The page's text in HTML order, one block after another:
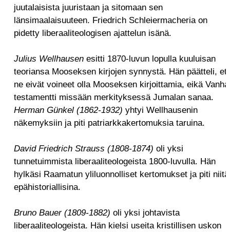
juutalaisista juuristaan ja sitomaan sen
länsimaalaisuuteen. Friedrich Schleiermacheria on
pidetty liberaaliteologisen ajattelun isänä.
Julius Wellhausen esitti 1870-luvun lopulla kuuluisan
teoriansa Mooseksen kirjojen synnystä. Hän päätteli,
ne eivät voineet olla Mooseksen kirjoittamia, eikä Vanha
testamentti missään merkityksessä Jumalan sanaa.
Herman Günkel (1862-1932) yhtyi Wellhausenin
näkemyksiin ja piti patriarkkakertomuksia taruina.
David Friedrich Strauss (1808-1874) oli yksi
tunnetuimmista liberaaliteologeista 1800-luvulla. Hän
hylkäsi Raamatun yliluonnolliset kertomukset ja piti niitä
epähistoriallisina.
Bruno Bauer (1809-1882) oli yksi johtavista
liberaaliteologeista. Hän kielsi useita kristillisen uskon